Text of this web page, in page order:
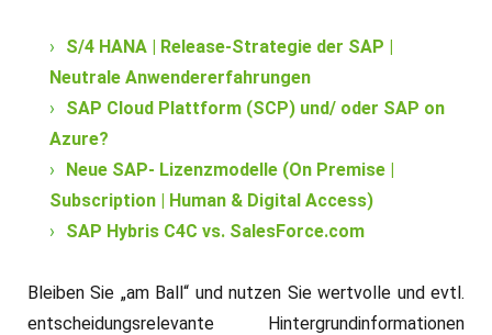
S/4 HANA | Release-Strategie der SAP |
Neutrale Anwendererfahrungen
SAP Cloud Plattform (SCP) und/ oder SAP on
Azure?
Neue SAP- Lizenzmodelle (On Premise |
Subscription | Human & Digital Access)
SAP Hybris C4C vs. SalesForce.com
Bleiben Sie „am Ball“ und nutzen Sie wertvolle und evtl.
entscheidungsrelevante Hintergrundinformationen